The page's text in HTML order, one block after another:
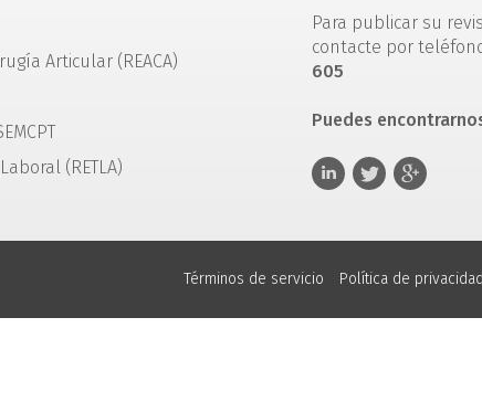
Articular (REACA)
(RETLA)
Para publicar su
contacte por
605
Puedes
Términos de servicio Política de privacidad